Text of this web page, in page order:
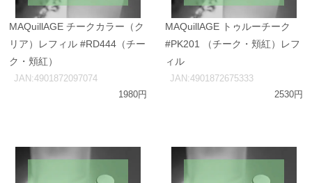
MAQuillAGE チークカラー（ク
リア）レフィル #RD444（チー
ク・頬紅）
JAN:4901872097074
1980円
MAQuillAGE トゥルーチーク
#PK201 （チーク・頬紅）レフ
ィル
JAN:4901872675333
2530円